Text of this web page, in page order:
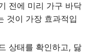
전에 미리 가구 바닥
것이 가장 효과적입
상태를 확인하고, 닳